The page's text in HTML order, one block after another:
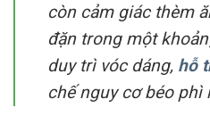
còn cảm giác thèm
đặn trong một
duy trì vóc dáng, hỗ
chế nguy cơ béo phì